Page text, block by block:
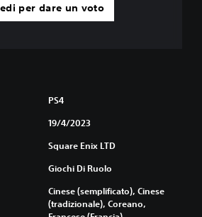
per dare un voto
PS4
19/4/2023
Square Enix LTD
Giochi Di Ruolo
Cinese (semplificato), Cinese
(tradizionale), Coreano,